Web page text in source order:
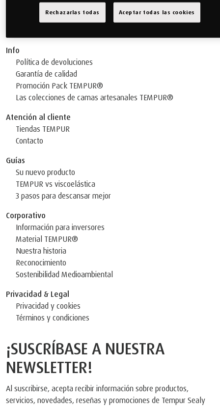
Info
Política de devoluciones
Garantía de calidad
Promoción Pack TEMPUR®
Las colecciones de camas artesanales TEMPUR®
Atención al cliente
Tiendas TEMPUR
Contacto
Guías
Su nuevo producto
TEMPUR vs viscoelástica
3 pasos para descansar mejor
Corporativo
Información para inversores
Material TEMPUR®
Nuestra historia
Reconocimiento
Sostenibilidad Medioambiental
Privacidad & Legal
Privacidad y cookies
Términos y condiciones
¡SUSCRÍBASE A NUESTRA
NEWSLETTER!
Al suscribirse, acepta recibir información sobre productos,
servicios, novedades, reseñas y promociones de Tempur Sealy
Rechazarlas todas Aceptar todas las cookies